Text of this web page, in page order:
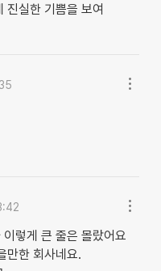
진실한 기쁨을 보여
렇게 큰 줄은 몰랐어요
만한 회사네요.